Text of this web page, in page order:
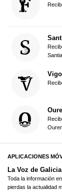
Vigo
APLICACIONES
La Voz de Galicia
Toda la información
pierdas la actualidad